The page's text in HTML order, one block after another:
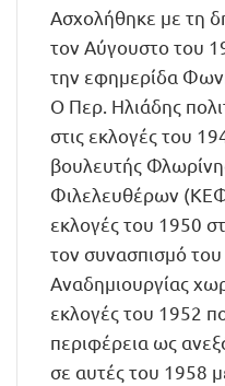
Ασχολήθηκε με τη
τον Αύγουστο του
την εφημερίδα
Ο Περ. Ηλιάδης
στις εκλογές του
βουλευτής
Φιλελευθέρων
εκλογές του 1950
τον συνασπισμό
Αναδημιουργίας
εκλογές του 1952
περιφέρεια ως
σε αυτές του 1958